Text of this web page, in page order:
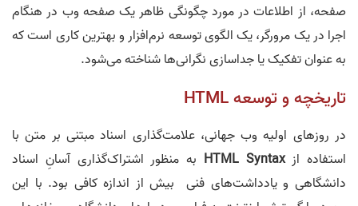
صفحه، از اطلاعات در مورد چگونگی ظاهر یک صفحه وب در هنگام
اجرا در یک مرورگر، یک الگوی توسعه نرم‌افزار و بهترین کاری است که
به عنوان تفکیک یا جداسازی نگرانی‌ها شناخته می‌شود.
تاریخچه و توسعه‌ HTML
در روزهای اولیه وب جهانی، علامت‌گذاری اسناد مبتنی بر متن با
استفاده ازHTML Syntax به منظور اشتراک‌گذاری آسانِ اسناد
دانشگاهی و یادداشت‌های فنی بیش از اندازه کافی بود. با این